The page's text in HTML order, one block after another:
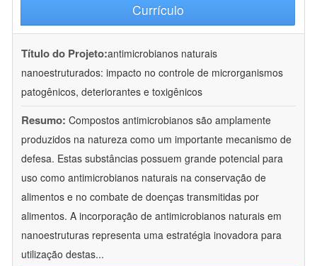
Currículo
Título do Projeto:antimicrobianos naturais
nanoestruturados: impacto no controle de microrganismos
patogênicos, deteriorantes e toxigênicos
Resumo: Compostos antimicrobianos são amplamente
produzidos na natureza como um importante mecanismo de
defesa. Estas substâncias possuem grande potencial para
uso como antimicrobianos naturais na conservação de
alimentos e no combate de doenças transmitidas por
alimentos. A incorporação de antimicrobianos naturais em
nanoestruturas representa uma estratégia inovadora para
utilização destas...